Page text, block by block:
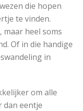
die hopen
te vinden.
heel soms
Of in die handige
in
om alle
dan eentje